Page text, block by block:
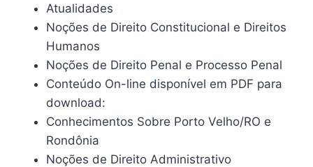
Atualidades
Noções de Direito Constitucional e Direitos
Humanos
Noções de Direito Penal e Processo Penal
Conteúdo On-line disponível em PDF para
download:
Conhecimentos Sobre Porto Velho/RO e
Rondônia
Noções de Direito Administrativo